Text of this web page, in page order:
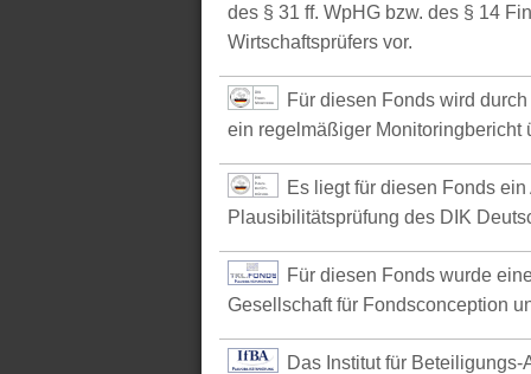
des § 31 ff. WpHG bzw. des § 14
Wirtschaftsprüfers vor.
Für diesen Fonds wird
ein regelmäßiger Monitoringbericht
Es liegt für diesen Fonds
Plausibilitätsprüfung des DIK
Für diesen Fonds wurde
Gesellschaft für Fondsconception
Das Institut für